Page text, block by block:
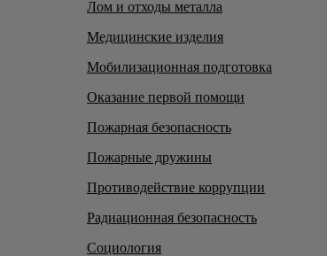
Лом и отходы металла
Медицинские изделия
Мобилизационная подготовка
Оказание первой помощи
Пожарная безопасность
Пожарные дружины
Противодействие коррупции
Радиационная безопасность
Социология